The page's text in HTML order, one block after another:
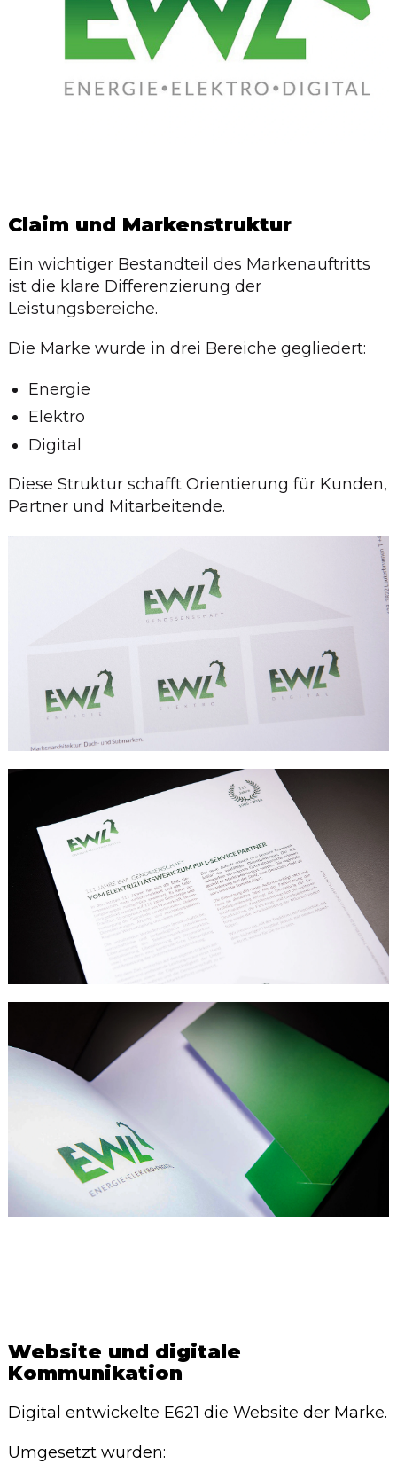
Claim und Markenstruktur
Ein wichtiger Bestandteil des Markenauftritts
ist die klare Differenzierung der
Leistungsbereiche.
Die Marke wurde in drei Bereiche gegliedert:
Energie
Elektro
Digital
Diese Struktur schafft Orientierung für Kunden,
Partner und Mitarbeitende.
Website und digitale
Kommunikation
Digital entwickelte E621 die Website der Marke.
Umgesetzt wurden: